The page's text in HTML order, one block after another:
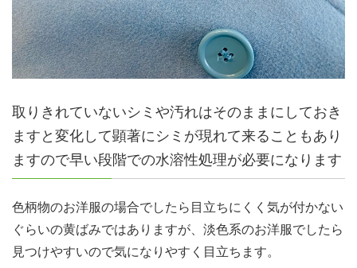
取りきれていないシミや汚れはそのままにしておき
ますと変化して顕著にシミが現れて来ることもあり
ますので早い段階での水溶性処理が必要になります
色柄物のお洋服の場合でしたら目立ちにくく気が付かない
ぐらいの黄ばみではありますが、淡色系のお洋服でしたら
見つけやすいので気になりやすく目立ちます。